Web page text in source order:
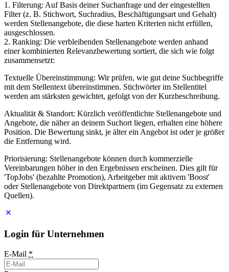
1. Filterung: Auf Basis deiner Suchanfrage und der eingestellten
Filter (z. B. Stichwort, Suchradius, Beschäftigungsart und Gehalt)
werden Stellenangebote, die diese harten Kriterien nicht erfüllen,
ausgeschlossen.
2. Ranking: Die verbleibenden Stellenangebote werden anhand
einer kombinierten Relevanzbewertung sortiert, die sich wie folgt
zusammensetzt:
Textuelle Übereinstimmung: Wir prüfen, wie gut deine Suchbegriffe
mit dem Stellentext übereinstimmen. Stichwörter im Stellentitel
werden am stärksten gewichtet, gefolgt von der Kurzbeschreibung.
Aktualität & Standort: Kürzlich veröffentlichte Stellenangebote und
Angebote, die näher an deinem Suchort liegen, erhalten eine höhere
Position. Die Bewertung sinkt, je älter ein Angebot ist oder je größer
die Entfernung wird.
Priorisierung: Stellenangebote können durch kommerzielle
Vereinbarungen höher in den Ergebnissen erscheinen. Dies gilt für
'TopJobs' (bezahlte Promotion), Arbeitgeber mit aktivem 'Boost'
oder Stellenangebote von Direktpartnern (im Gegensatz zu externen
Quellen).
Login für Unternehmen
E-Mail *